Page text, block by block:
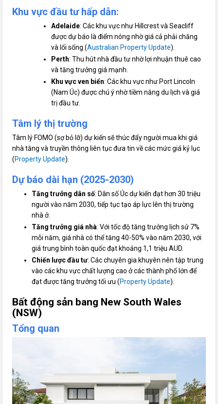
Khu vực đầu tư hấp dẫn:
Adelaide: Các khu vực như Hillcrest và Seacliff
được dự báo là điểm nóng nhờ giá cả phải chăng
và lối sống (Australian Property Update).
Perth: Thu hút nhà đầu tư nhờ lợi nhuận thuê cao
và tăng trưởng giá mạnh.
Khu vực ven biển: Các khu vực như Port Lincoln
(Nam Úc) được chú ý nhờ tiềm năng du lịch và giá
trị đầu tư.
Tâm lý thị trường
Tâm lý FOMO (sợ bỏ lỡ) dự kiến sẽ thúc đẩy người mua khi giá
nhà tăng và truyền thông liên tục đưa tin về các mức giá kỷ lục
(Property Update).
Dự báo dài hạn (2025-2030)
Tăng trưởng dân số: Dân số Úc dự kiến đạt hơn 30 triệu
người vào năm 2030, tiếp tục tạo áp lực lên thị trường
nhà ở.
Tăng trưởng giá nhà: Với tốc độ tăng trưởng lịch sử 7%
mỗi năm, giá nhà có thể tăng 40-50% vào năm 2030, với
giá trung bình toàn quốc đạt khoảng 1,1 triệu AUD.
Chiến lược đầu tư: Các chuyên gia khuyên nên tập trung
vào các khu vực chất lượng cao ở các thành phố lớn để
đạt được tăng trưởng tối ưu (Property Update).
Bất động sản bang New South Wales
(NSW)
Tổng quan